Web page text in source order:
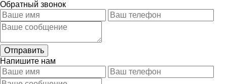
Обратный звонок
Напишите нам